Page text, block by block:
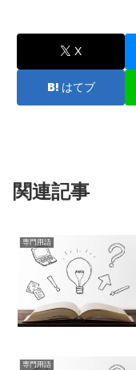
X
はてブ
関連記事
専門用語
専門用語